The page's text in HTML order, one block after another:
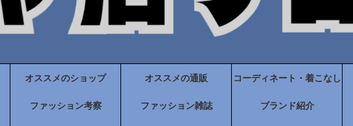
オススメのショップ オススメの通販 コーディネート・着こなし
ファッション考察 ファッション雑誌 ブランド紹介